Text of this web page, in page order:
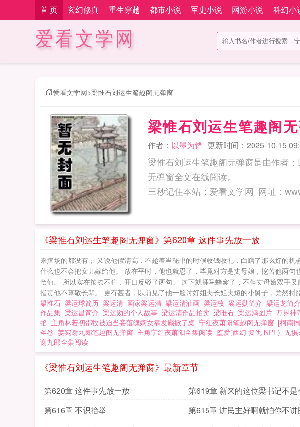
首 页 玄幻修真 重生穿越 都市小说 军史小说 网游小说 科幻小
爱看文学网
爱看文学网>梁惟石刘运生笔趣阁无弹窗
梁惟石刘运生笔趣阁
作者： 以墨为锋 更新时间：2025-10-15
梁惟石刘运生笔趣阁无弹窗是由作者
无弹窗全文在线阅读。
《梁惟石刘运生笔趣阁无弹窗》第620章 这件事先放一放
来捧场的都没有； 又说他假清高，不趁着当秘书的时候收钱收礼，白瞎了那么好的
什么也不会把女儿嫁给他。 放在平时，他也就忍了，毕竟对方是丈母娘，挖苦他两
负值。 所以实在按捺不住，开口反驳了两句。 这下就捅马蜂窝了，不但丈母娘双手
指责他不尊敬长辈。 更有甚者，以前见了他一脸讨好姐夫长姐夫短的小舅子，竟然捋
梁惟石 梁运球简历 梁运清 画家梁运清 梁运清油画 梁运枚 梁运勋简介 梁运龙简介
作品集 梁运昌简介 梁运勋的个人故事 梁运清作品拍卖 梁唯石 梁运鸿图片 万界神
掐 主角林若初邵牧被迫当妾落魄嫡女靠发癫掀了桌 宁红夜萧阳笔趣阁无弹窗 [柯南
圣卷 姜宛谢九郎笔趣阁无弹窗 主角宁红夜萧阳全集阅读 堕爱(西幻 复仇 NPH) 无惧
谢九郎全集阅读
《梁惟石刘运生笔趣阁无弹窗》最新章节
第620章 这件事先放一放
第619章 新来的这位梁书记不是
的
第616章 不识抬举
第615章 讲民主好啊就怕你不讲